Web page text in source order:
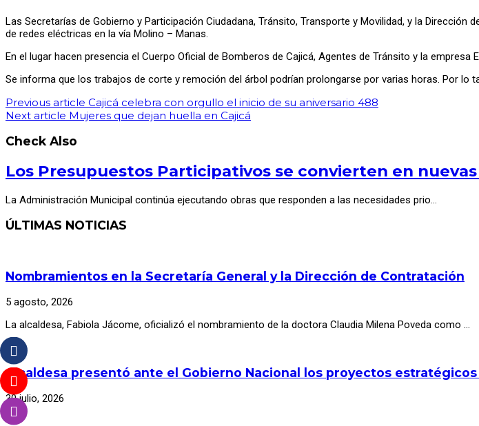
Las Secretarías de Gobierno y Participación Ciudadana, Tránsito, Transporte y Movilidad, y la
de redes eléctricas en la vía Molino – Manas.
En el lugar hacen presencia el Cuerpo Oficial de Bomberos de Cajicá, Agentes de Tránsito y la empresa
Se informa que los trabajos de corte y remoción del árbol podrían prolongarse por varias horas. Por lo
Previous article Cajicá celebra con orgullo el inicio de su aniversario 488
Next article Mujeres que dejan huella en Cajicá
Check Also
Los Presupuestos Participativos se convierten en nuevas
La Administración Municipal continúa ejecutando obras que responden a las necesidades prio…
ÚLTIMAS NOTICIAS
Nombramientos en la Secretaría General y la Dirección de Contratación
5 agosto, 2026
La alcaldesa, Fabiola Jácome, oficializó el nombramiento de la doctora Claudia Milena Poveda como …
Alcaldesa presentó ante el Gobierno Nacional los proyectos
30 julio, 2026